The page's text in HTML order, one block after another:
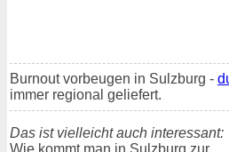
Burnout vorbeugen in Sulzburg -
immer regional geliefert.
Das ist vielleicht auch interessant:
Wie kommt man in Sulzburg zur